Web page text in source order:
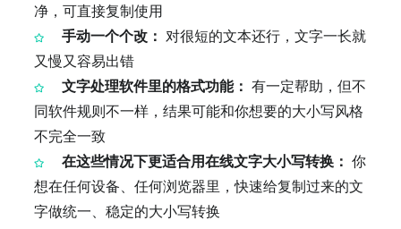
净，可直接复制使用
手动一个个改： 对很短的文本还行，文字一长就
又慢又容易出错
文字处理软件里的格式功能： 有一定帮助，但不
同软件规则不一样，结果可能和你想要的大小写风格
不完全一致
在这些情况下更适合用在线文字大小写转换： 你
想在任何设备、任何浏览器里，快速给复制过来的文
字做统一、稳定的大小写转换